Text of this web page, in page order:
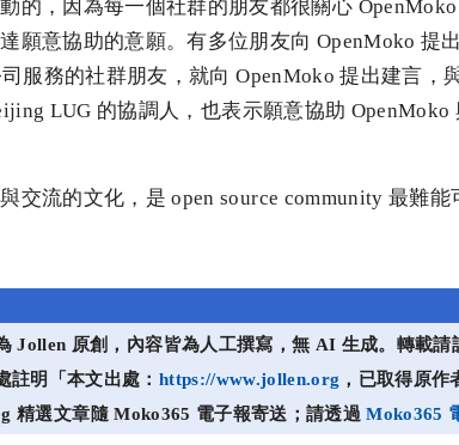
的，因為每一個社群的朋友都很關心
願意協助的意願。有多位朋友向 OpenMoko 提
服務的社群朋友，就向 OpenMoko 提出建言，
LUG 的協調人，也表示願意協助 OpenMoko
交流的文化，是 open source community 最難能
Jollen 原創，內容皆為人工撰寫，無 AI 生成。轉載請
註明「本文出處： https://www.jollen.org ，已取得原作
精選文章隨 Moko365 電子報寄送；請透過Moko365